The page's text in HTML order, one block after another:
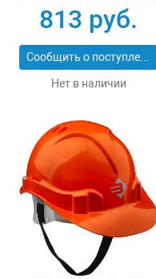
МАСТЕР 1135-XL
813 руб.
Сообщить о поступлении
Нет в наличии